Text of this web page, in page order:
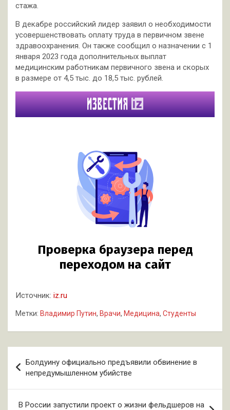
стажа.
В декабре российский лидер заявил о необходимости
усовершенствовать оплату труда в первичном звене
здравоохранения. Он также сообщил о назначении с 1
января 2023 года дополнительных выплат
медицинским работникам первичного звена и скорых
в размере от 4,5 тыс. до 18,5 тыс. рублей.
Источник: iz.ru
Метки: Владимир Путин, Врачи, Медицина, Студенты
по
записям
Болдуину официально предъявили обвинение в
непредумышленном убийстве
В России запустили проект о жизни фельдшеров на